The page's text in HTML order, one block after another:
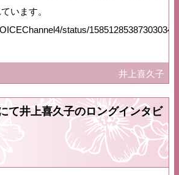
います。
status/
井上喜久子
て井上喜久子のロングインタビ